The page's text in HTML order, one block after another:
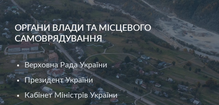
ОРГАНИ ВЛАДИ ТА МІСЦЕВОГО
САМОВРЯДУВАННЯ
Верховна Рада України
Президент України
Кабінет Міністрів України